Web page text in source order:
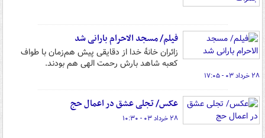
فیلم/ مسجد الاحرام بارانی شد
زائران خانهٔ خدا از دقایقی پیش هم‌زمان با طواف
کعبه شاهد بارش رحمت الهی هم بودند.
۲۸ خرداد ۰۳ - ۱۷:۰۵
عکس/ تجلی عشق در اعمال حج
۲۸ خرداد ۰۳ - ۱۰:۳۰